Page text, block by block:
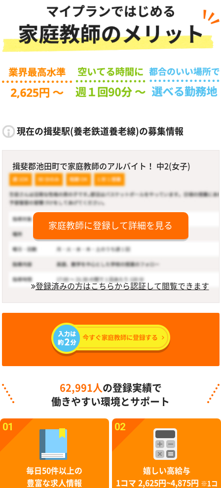
現在の揖斐駅(養老鉄道養老線)の募集情報
揖斐郡池田町で家庭教師のアルバイト！ 中2(女子)
家庭教師に登録して詳細を見る
登録済みの方はこちらから認証して閲覧できます
62,991人 の登録実績で
働きやすい環境とサポート
01
毎日50件以上の
豊富な求人情報
02
嬉しい高給与
1コマ 2,625円~4,875円
※1コ